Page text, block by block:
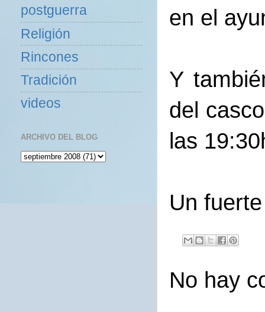
en el
Y
del
las
Un
No hay
postguerra
Religión
Rincones
Tradición
videos
ARCHIVO DEL BLOG